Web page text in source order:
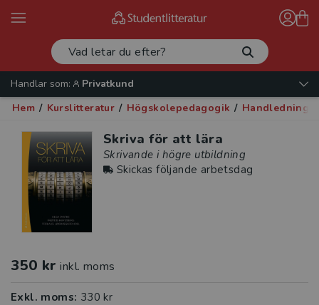
Handlar som:
Privatkund
Hem / Kurslitteratur / Högskolepedagogik / Handledning
Skriva för att lära
Skrivande i högre utbildning
Skickas följande arbetsdag
350 kr inkl. moms
Exkl. moms: 330 kr